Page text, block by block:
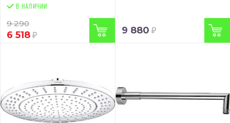
В НАЛИЧИИ
9 290
6 518 9 880